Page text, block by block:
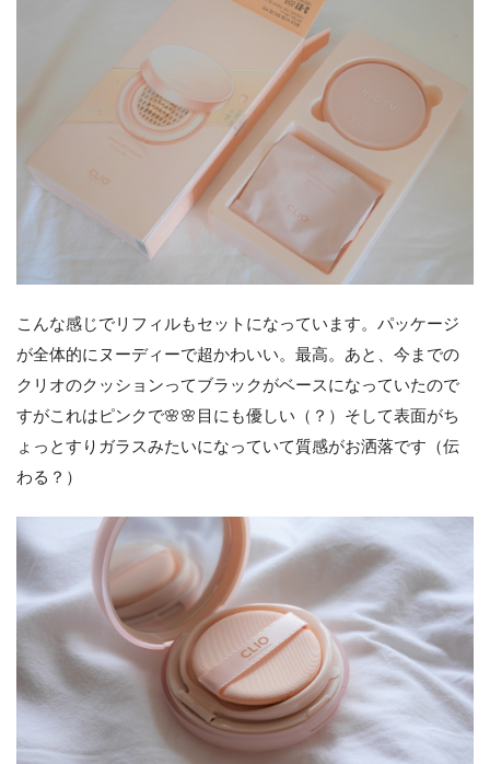
こんな感じでリフィルもセットになっています。パッケージ
が全体的にヌーディーで超かわいい。最高。あと、今までの
クリオのクッションってブラックがベースになっていたので
すがこれはピンクで🌸🌸目にも優しい（？）そして表面がち
ょっとすりガラスみたいになっていて質感がお洒落です（伝
わる？）